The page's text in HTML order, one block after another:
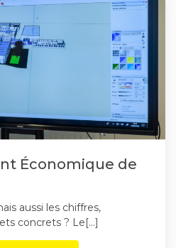
Économique de
aussi les chiffres,
concrets ? Le[…]